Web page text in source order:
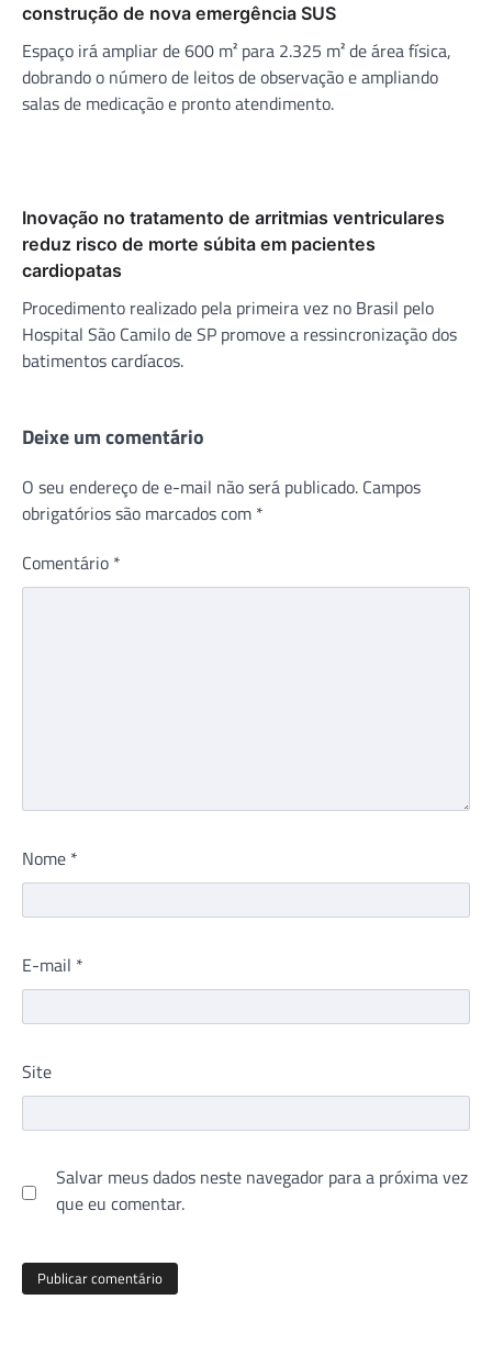
construção de nova emergência SUS
Espaço irá ampliar de 600 m² para 2.325 m² de área física,
dobrando o número de leitos de observação e ampliando
salas de medicação e pronto atendimento.
Inovação no tratamento de arritmias ventriculares
reduz risco de morte súbita em pacientes
cardiopatas
Procedimento realizado pela primeira vez no Brasil pelo
Hospital São Camilo de SP promove a ressincronização dos
batimentos cardíacos.
Deixe um comentário
O seu endereço de e-mail não será publicado. Campos
obrigatórios são marcados com *
Comentário *
Nome *
E-mail *
Site
Salvar meus dados neste navegador para a próxima vez
que eu comentar.